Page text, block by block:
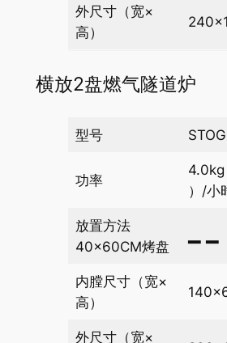
外尺寸（宽×
高）
横放2盘燃气隧道炉
型号
功率
4.0kg
）/小
放置方法
40×60CM烤盘
内膛尺寸（宽×
高）
外尺寸（宽×